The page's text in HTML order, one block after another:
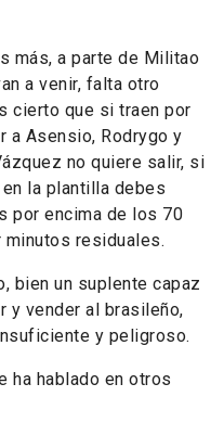
más, a parte de Militao
a venir, falta otro
cierto que si traen por
a Asensio, Rodrygo y
no quiere salir, si
la plantilla debes
por encima de los 70
minutos residuales.
bien un suplente capaz
y vender al brasileño,
y peligroso.
ha hablado en otros